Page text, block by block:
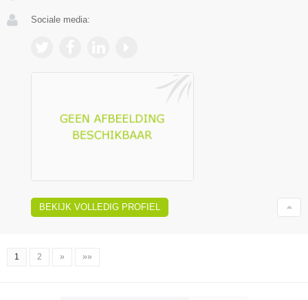
Sociale media:
BEKIJK VOLLEDIG PROFIEL
1 2 » »»